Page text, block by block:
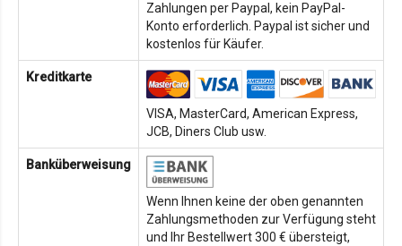
Zahlungen per Paypal, kein PayPal-
Konto erforderlich. Paypal ist sicher und
kostenlos für Käufer.
Kreditkarte
VISA, MasterCard, American Express,
JCB, Diners Club usw.
Banküberweisung
Wenn Ihnen keine der oben genannten
Zahlungsmethoden zur Verfügung steht
und Ihr Bestellwert 300 € übersteigt,